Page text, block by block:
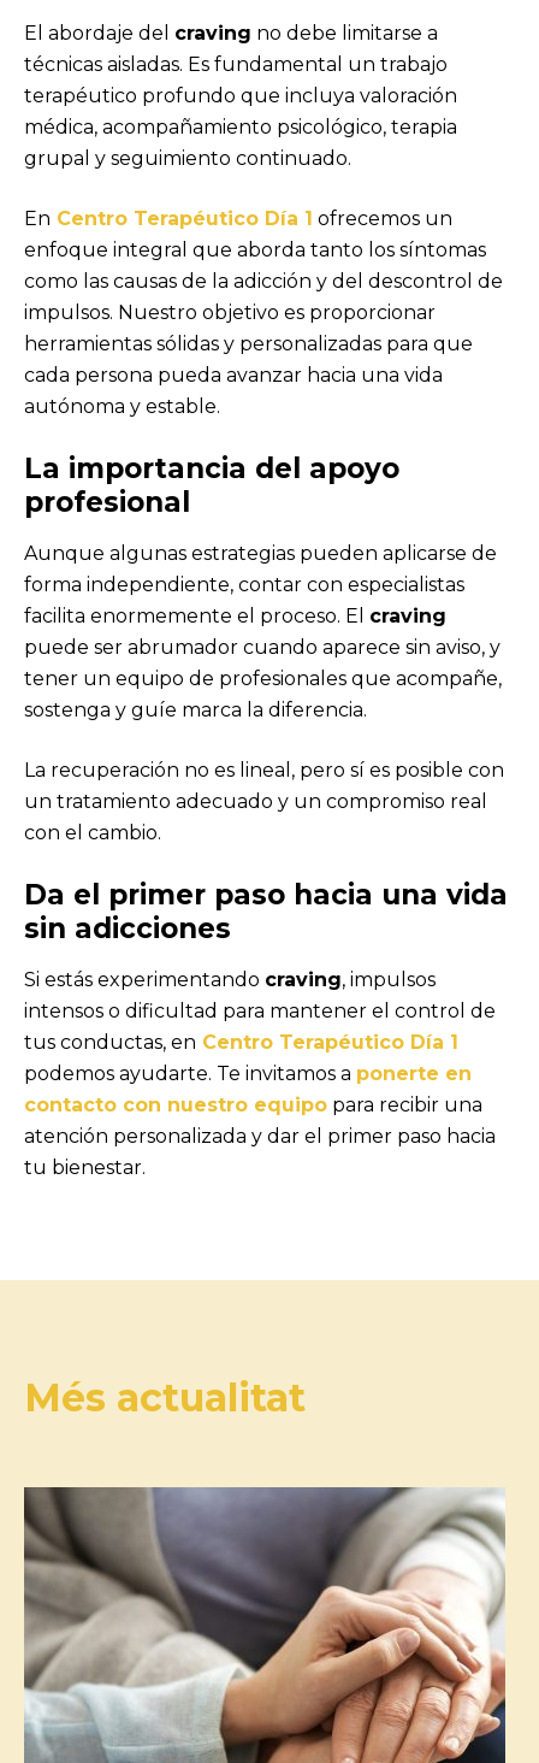
El abordaje del craving no debe limitarse a
técnicas aisladas. Es fundamental un trabajo
terapéutico profundo que incluya valoración
médica, acompañamiento psicológico, terapia
grupal y seguimiento continuado.
En Centro Terapéutico Día 1 ofrecemos un
enfoque integral que aborda tanto los síntomas
como las causas de la adicción y del descontrol de
impulsos. Nuestro objetivo es proporcionar
herramientas sólidas y personalizadas para que
cada persona pueda avanzar hacia una vida
autónoma y estable.
La importancia del apoyo
profesional
Aunque algunas estrategias pueden aplicarse de
forma independiente, contar con especialistas
facilita enormemente el proceso. El craving
puede ser abrumador cuando aparece sin aviso, y
tener un equipo de profesionales que acompañe,
sostenga y guíe marca la diferencia.
La recuperación no es lineal, pero sí es posible con
un tratamiento adecuado y un compromiso real
con el cambio.
Da el primer paso hacia una vida
sin adicciones
Si estás experimentando craving, impulsos
intensos o dificultad para mantener el control de
tus conductas, en Centro Terapéutico Día 1
podemos ayudarte. Te invitamos a ponerte en
contacto con nuestro equipo para recibir una
atención personalizada y dar el primer paso hacia
tu bienestar.
Més actualitat